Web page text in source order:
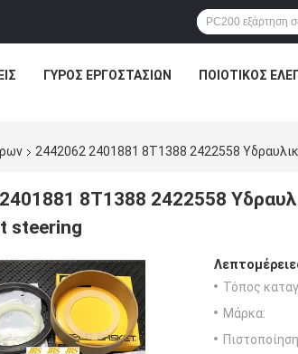
ΓΎΡΟΣ ΕΡΓΟΣΤΑΣΊΩΝ ΠΟΙΟΤΙΚΌΣ
2442062 2401881 8T1388 2422558
8T1388 2422558
steering
Τόπος
Μάρκα: